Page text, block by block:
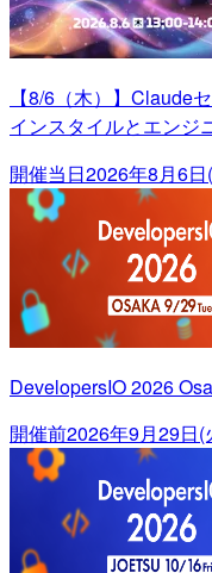
【8/6（木）】Claude
インスタイルとエンジ
開催当日2026年8月6日
DevelopersIO 2026
開催前2026年9月29日(